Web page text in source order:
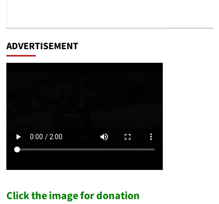
ADVERTISEMENT
Click the image for donation